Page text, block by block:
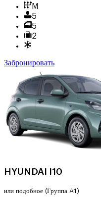
M
5
5
2
Забронировать
HYUNDAI I10
или подобное (Группа A1)